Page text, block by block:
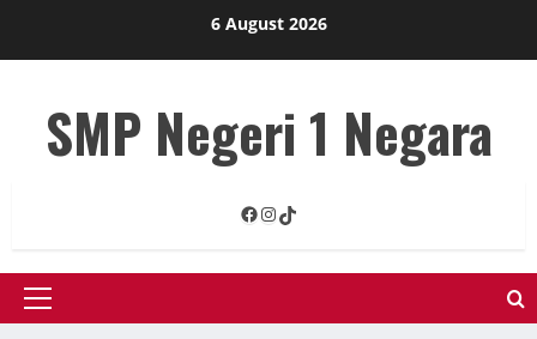
6 August 2026
SMP Negeri 1 Negara
Facebook
Instagram
TikTok
Primary